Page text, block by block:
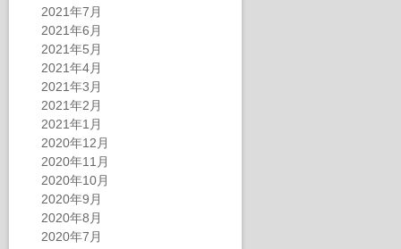
2021年7月
2021年6月
2021年5月
2021年4月
2021年3月
2021年2月
2021年1月
2020年12月
2020年11月
2020年10月
2020年9月
2020年8月
2020年7月